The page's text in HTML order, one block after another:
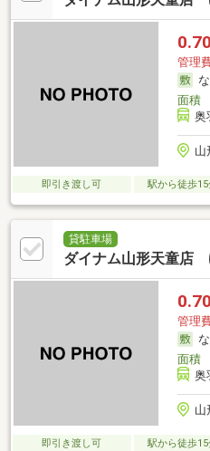
0.70
管理
面積
奥
山
即引き渡し可 駅から徒歩15
貸駐車場
ダイナム山形天童店
0.70
管理
面積
奥
山
即引き渡し可 駅から徒歩15